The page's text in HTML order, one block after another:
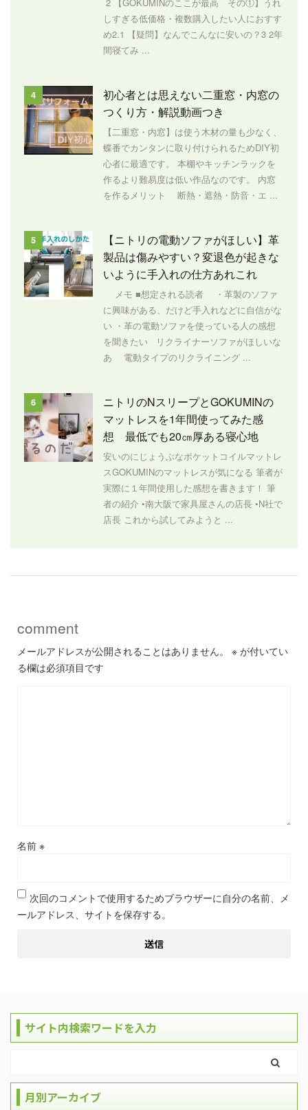
しすぎる低価格・複数購入したい人におすす
め2.1 【疑問】なんでこんなに安いの？3 2年
間寝てみ ...
4
初心者とは思えない二重窓・内窓の
つくり方・解説動画つき
【二重窓・内窓】は使う木材の量も少なく、
蝶番でカンタンに取り付けられるためDIY初
心者に最適です。 本棚やキッチンラックを
作るより難易度は低い作品なのです。 内窓
を作るメリット 断熱・遮熱・防音・エ ...
5
【ニトリの電動ソファがほしい】革
製品は傷みやすい？変退色が起きな
いように手入れの仕方あれこれ
メモ ■想定される読者 ・革製のソファ
に興味がある、だけど手入れなどに自信がな
い ・革の電動ソファを使っている人の感想
を聞きたい リクライナーソファがほしいな
あ 電動タイプのリクライニング ...
6
ニトリのNスリープとGOKUMINの
マットレスを1年間使ってみた感
想 最低でも20㎝厚ある寝心地
安いのにじょうぶなポケットコイルマットレ
スGOKUMINのマットレスが気になる 筆者が
実際に１年間使用した感想を書きます！ 筆
者の紹介 •南大阪で家具屋さんの店長 •N社で
店長 これから試してみようと ...
comment
メールアドレスが公開されることはありません。 ※ が付いてい
る欄は必須項目です
名前 ※
次回のコメントで使用するためブラウザーに自分の名前、メ
ールアドレス、サイトを保存する。
サイト内検索ワードを入力
月別アーカイブ